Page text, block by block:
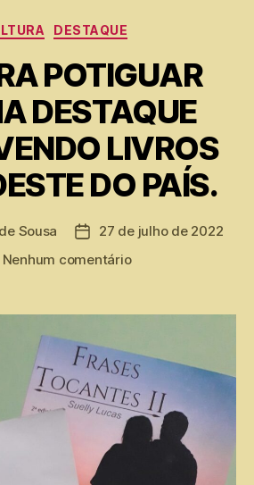
DESTAQUE
POTIGUAR
DESTAQUE
LIVROS
DO PAÍS.
Sousa
27 de julho de 2022
Nenhum comentário